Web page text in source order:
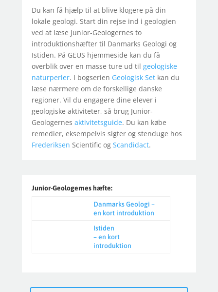
Du kan få hjælp til at blive klogere på din
lokale geologi. Start din rejse ind i geologien
ved at læse Junior-Geologernes to
introduktionshæfter til Danmarks Geologi og
Istiden. På GEUS hjemmeside kan du få
overblik over en masse ture ud til geologiske
naturperler. I bogserien Geologisk Setkan du
læse nærmere om de forskellige danske
regioner. Vil du engagere dine elever i
geologiske aktiviteter, så brug Junior-
Geologernes aktivitetsguide. Du kan købe
remedier, eksempelvis sigter og stenduge hos
Frederiksen Scientific og Scandidact.
Junior-Geologernes hæfte:
Danmarks Geologi –
en kort introduktion
Istiden
– en kort
introduktion